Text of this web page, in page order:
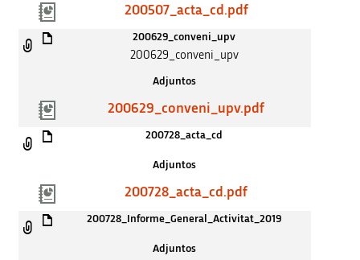
200507_acta_cd.pdf
200629_conveni_upv
200629_conveni_upv
Adjuntos
200629_conveni_upv.pdf
200728_acta_cd
Adjuntos
200728_acta_cd.pdf
200728_Informe_General_Activitat_2019
Adjuntos